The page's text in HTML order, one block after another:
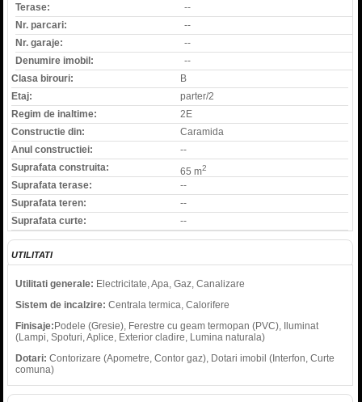
Terase:
--
Nr. parcari:
--
Nr. garaje:
--
Denumire imobil:
--
Clasa birouri:
B
Etaj:
parter/2
Regim de inaltime:
2E
Constructie din:
Caramida
Anul constructiei:
--
Suprafata construita:
65 m2
Suprafata terase:
--
Suprafata teren:
--
Suprafata curte:
--
UTILITATI
Utilitati generale: Electricitate, Apa, Gaz, Canalizare
Sistem de incalzire: Centrala termica, Calorifere
Finisaje: Podele (Gresie), Ferestre cu geam termopan (PVC), Iluminat
(Lampi, Spoturi, Aplice, Exterior cladire, Lumina naturala)
Dotari: Contorizare (Apometre, Contor gaz), Dotari imobil (Interfon, Curte
comuna)